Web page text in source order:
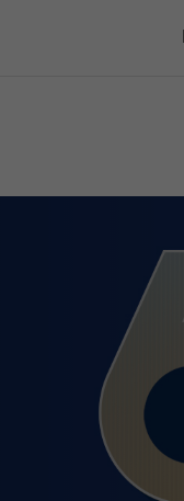
Nuestras cifras
Hematopoyéticos
del Country
Clínico y Patología
y Clínicas Médicas